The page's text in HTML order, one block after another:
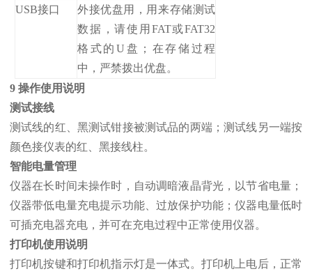
USB接口
外接优盘用，用来存储测试
数据，请使用FAT或FAT32
格式的U盘；在存储过程
中，严禁拨出优盘。
9 操作使用说明
测试接线
测试线的红、黑测试钳接被测试品的两端；测试线另一端按
颜色接仪表的红、黑接线柱。
智能电量管理
仪器在长时间未操作时，自动调暗液晶背光，以节省电量；
仪器带低电量充电提示功能、过放保护功能；仪器电量低时
可插充电器充电，并可在充电过程中正常使用仪器。
打印机使用说明
打印机按键和打印机指示灯是一体式。打印机上电后，正常